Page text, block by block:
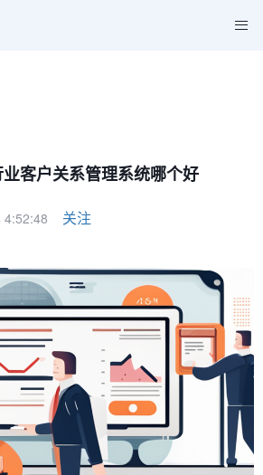
客户关系管理系统哪个好
4:52:48 关注